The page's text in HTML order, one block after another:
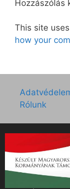
Hozzászólás
This site
how your
Rólunk